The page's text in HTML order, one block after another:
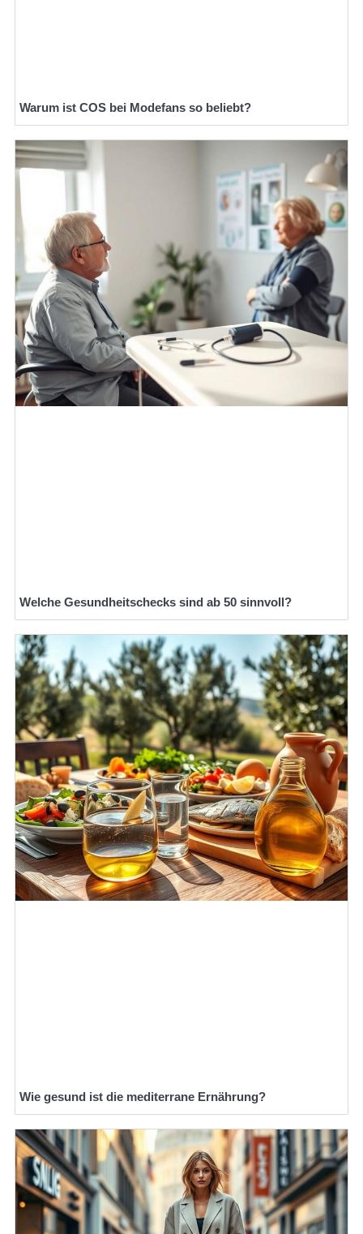
Warum ist COS bei Modefans so beliebt?
Welche Gesundheitschecks sind ab 50 sinnvoll?
Wie gesund ist die mediterrane Ernährung?